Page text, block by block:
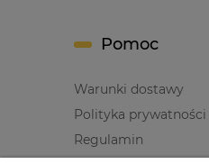
Pomoc
Warunki dostawy
Polityka prywatności
Regulamin